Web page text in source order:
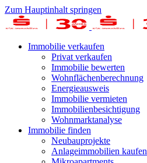
Zum Hauptinhalt springen
Immobilie verkaufen
Privat verkaufen
Immobilie bewerten
Wohnflächenberechnung
Energieausweis
Immobilie vermieten
Immobilienbesichtigung
Wohnmarktanalyse
Immobilie finden
Neubauprojekte
Anlageimmobilien kaufen